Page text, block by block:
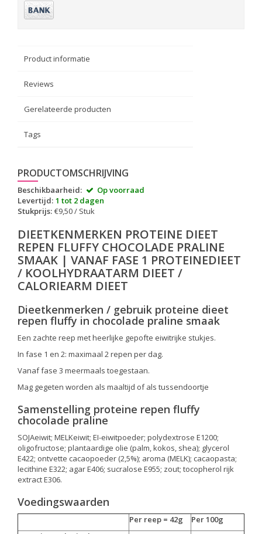
Product informatie
Reviews
Gerelateerde producten
Tags
PRODUCTOMSCHRIJVING
Beschikbaarheid:
Op voorraad
Levertijd: 1 tot 2 dagen
Stukprijs: €9,50 / Stuk
DIEETKENMERKEN PROTEINE DIEET
REPEN FLUFFY CHOCOLADE PRALINE
SMAAK | VANAF FASE 1 PROTEINEDIEET
/ KOOLHYDRAATARM DIEET /
CALORIEARM DIEET
Dieetkenmerken / gebruik proteine dieet
repen fluffy in chocolade praline smaak
Een zachte reep met heerlijke gepofte eiwitrijke stukjes.
In fase 1 en 2: maximaal 2 repen per dag.
Vanaf fase 3 meermaals toegestaan.
Mag gegeten worden als maaltijd of als tussendoortje
Samenstelling proteine repen fluffy
chocolade praline
SOJAeiwit; MELKeiwit; EI-eiwitpoeder; polydextrose E1200;
oligofructose; plantaardige olie (palm, kokos, shea); glycerol
E422; ontvette cacaopoeder (2,5%); aroma (MELK); cacaopasta;
lecithine E322; agar E406; sucralose E955; zout; tocopherol rijk
extract E306.
Voedingswaarden
Per reep = 42g
Per 100g